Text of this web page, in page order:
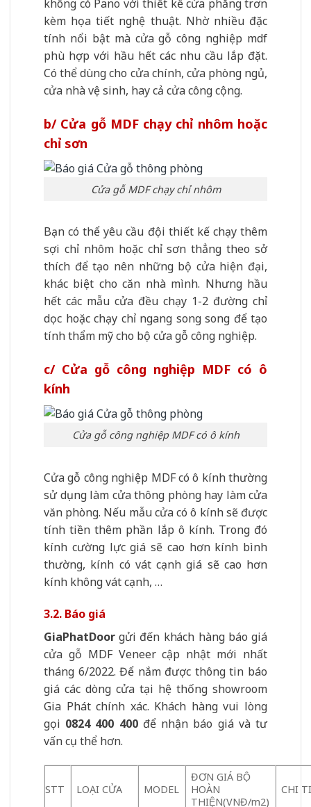
không có Pano với thiết kế cửa phẳng trơn
kèm họa tiết nghệ thuật. Nhờ nhiều đặc
tính nổi bật mà cửa gỗ công nghiệp mdf
phù hợp với hầu hết các nhu cầu lắp đặt.
Có thể dùng cho cửa chính, cửa phòng ngủ,
cửa nhà vệ sinh, hay cả cửa công cộng.
b/ Cửa gỗ MDF chạy chỉ nhôm hoặc
chỉ sơn
Cửa gỗ MDF chạy chỉ nhôm
Bạn có thể yêu cầu đội thiết kế chạy thêm
sợi chỉ nhôm hoặc chỉ sơn thẳng theo sở
thích để tạo nên những bộ cửa hiện đại,
khác biệt cho căn nhà mình. Nhưng hầu
hết các mẫu cửa đều chạy 1-2 đường chỉ
dọc hoặc chạy chỉ ngang song song để tạo
tính thẩm mỹ cho bộ cửa gỗ công nghiệp.
c/ Cửa gỗ công nghiệp MDF có ô
kính
Cửa gỗ công nghiệp MDF có ô kính
Cửa gỗ công nghiệp MDF có ô kính thường
sử dụng làm cửa thông phòng hay làm cửa
văn phòng. Nếu mẫu cửa có ô kính sẽ được
tính tiền thêm phần lắp ô kính. Trong đó
kính cường lực giá sẽ cao hơn kính bình
thường, kính có vát cạnh giá sẽ cao hơn
kính không vát cạnh, …
3.2. Báo giá
GiaPhatDoor gửi đến khách hàng báo giá
cửa gỗ MDF Veneer cập nhật mới nhất
tháng 6/2022. Để nắm được thông tin báo
giá các dòng cửa tại hệ thống showroom
Gia Phát chính xác. Khách hàng vui lòng
gọi 0824 400 400để nhận báo giá và tư
vấn cụ thể hơn.
STT LOẠI CỬA MODEL
ĐƠN GIÁ BỘ
HOÀN
THIỆN(VNĐ/m2)
CHI